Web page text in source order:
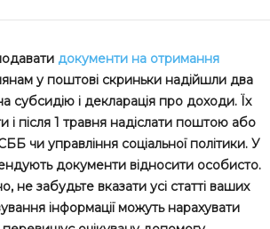
документи на отримання
у поштові скриньки надійшли два
субсидію і декларація про доходи. Їх
і після 1 травня надіслати поштою або
чи управління соціальної політики. У
документи відносити особисто.
не забудьте вказати усі статті ваших
інформації можуть нарахувати